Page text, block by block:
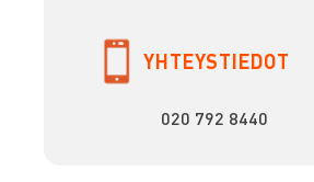
YHTEYSTIEDOT
020 792 8440